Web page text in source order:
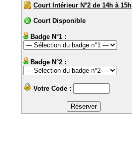
Court Intérieur N°2 de 14h à 15h
Court Disponible
Badge N°1 :
Badge N°2 :
Votre Code :